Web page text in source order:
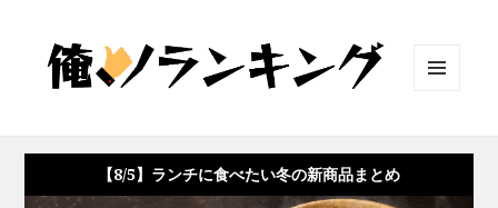
ット
【8/5】ランチに食べたい冬の新商品まとめ